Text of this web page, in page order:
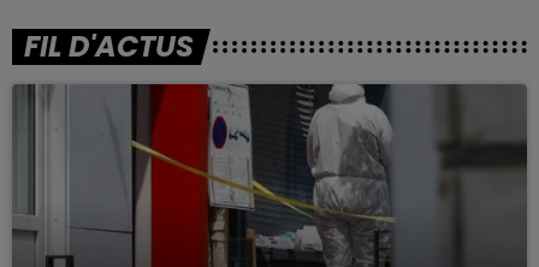
FIL D'ACTUS